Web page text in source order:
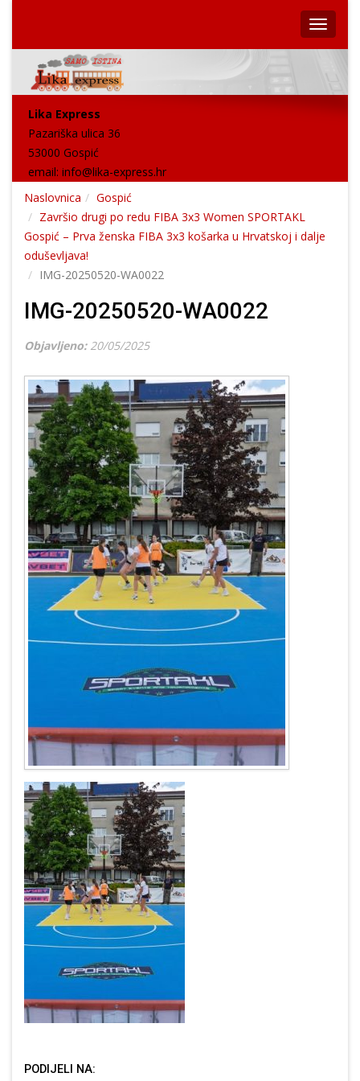
Lika Express
Pazariška ulica 36
53000 Gospić
email: info@lika-express.hr
Naslovnica
Gospić
Završio drugi po redu FIBA 3x3 Women SPORTAKL
Gospić – Prva ženska FIBA 3x3 košarka u Hrvatskoj i dalje
oduševljava!
IMG-20250520-WA0022
IMG-20250520-WA0022
Objavljeno: 20/05/2025
PODIJELI NA: